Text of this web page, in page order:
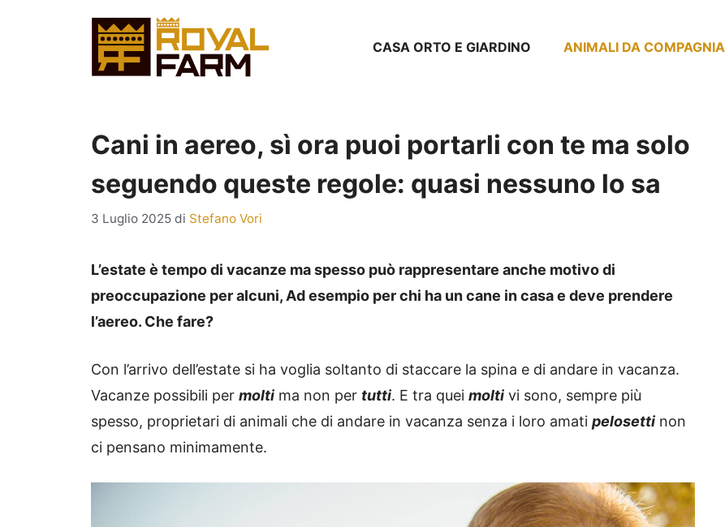
CASA ORTO E GIARDINO ANIMALI DA COMPAGNIA
Cani in aereo, sì ora puoi portarli con te ma solo
seguendo queste regole: quasi nessuno lo sa
3 Luglio 2025 di Stefano Vori
L’estate è tempo di vacanze ma spesso può rappresentare anche motivo di
preoccupazione per alcuni, Ad esempio per chi ha un cane in casa e deve prendere
l’aereo. Che fare?
Con l’arrivo dell’estate si ha voglia soltanto di staccare la spina e di andare in vacanza.
Vacanze possibili per molti ma non per tutti. E tra quei molti vi sono, sempre più
spesso, proprietari di animali che di andare in vacanza senza i loro amati pelosetti non
ci pensano minimamente.